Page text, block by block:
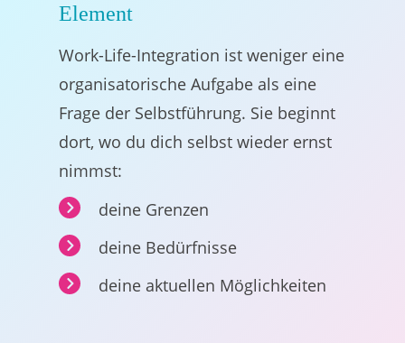
Element
Work-Life-Integration ist weniger eine
organisatorische Aufgabe als eine
Frage der Selbstführung. Sie beginnt
dort, wo du dich selbst wieder ernst
nimmst:
deine Grenzen
deine Bedürfnisse
deine aktuellen Möglichkeiten